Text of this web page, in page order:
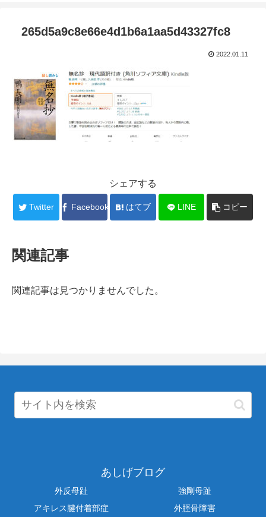
265d5a9c8e66e4d1b6a1aa5d43327fc8
2022.01.11
シェアする
Twitter Facebook はてブ LINE コピー
関連記事
関連記事は見つかりませんでした。
あしげブログ
外反母趾
強剛母趾
アキレス腱付着部症
外脛骨障害